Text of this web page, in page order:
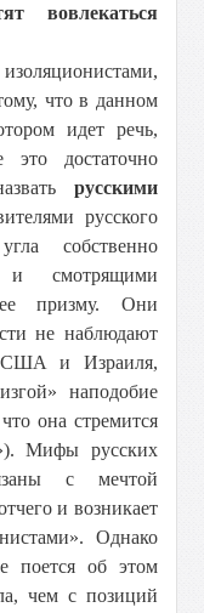
вовлекаться
что в данном
идет речь,
это достаточно
русскими
русского
собственно
и смотрящими
призму. Они
не наблюдают
США и Израиля,
наподобие
она стремится
Мифы русских
с мечтой
и возникает
Однако
поется об этом
чем с позиций